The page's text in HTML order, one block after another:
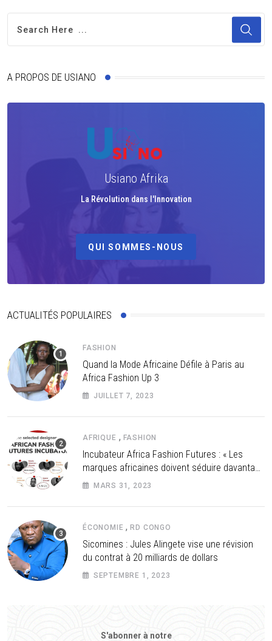
A PROPOS DE USIANO
Usiano Afrika
La Révolution dans l'Innovation
QUI SOMMES-NOUS
ACTUALITÉS POPULAIRES
FASHION
Quand la Mode Africaine Défile à Paris au
Africa Fashion Up 3
JUILLET 7, 2023
AFRIQUE , FASHION
Incubateur Africa Fashion Futures : « Les
marques africaines doivent séduire davantage
les investisseurs »
MARS 31, 2023
ÉCONOMIE ,RD CONGO
Sicomines : Jules Alingete vise une révision
du contrat à 20 milliards de dollars
SEPTEMBRE 1, 2023
S'abonner à notre